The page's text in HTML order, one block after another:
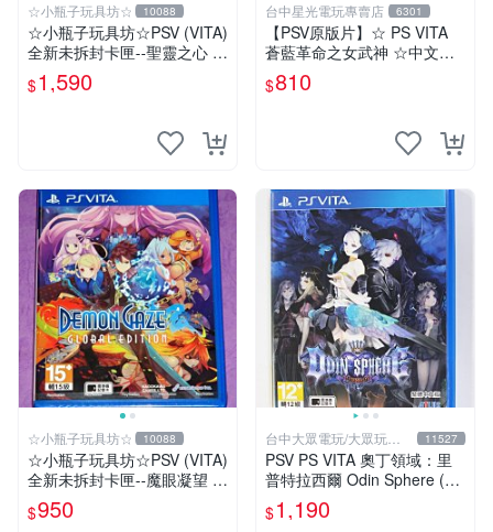
☆小瓶子玩具坊☆ 10088
☆小瓶子玩具坊☆PSV (VITA)
全新未拆封卡匣--聖靈之心 3
LOVE MAX
$1,590
台中星光電玩專賣店 6301
【PSV原版片】☆ PS VITA
蒼藍革命之女武神 ☆中文版
全新品【台中星光電玩】
$810
☆小瓶子玩具坊☆ 10088
☆小瓶子玩具坊☆PSV (VITA)
全新未拆封卡匣--魔眼凝望 Gl
obal Edition 黃金版
$950
台中大眾電玩/大眾玩具
店
11527
PSV PS VITA 奧丁領域：里
普特拉西爾 Odin Sphere (中
文版)**(二手商品)【台中大眾
電玩】
$1,190